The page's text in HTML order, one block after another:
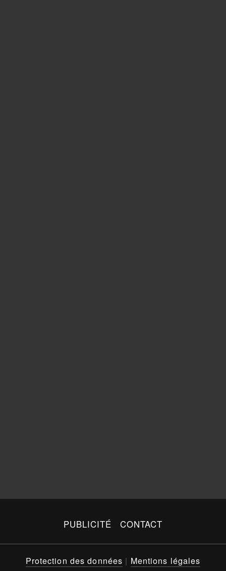
PUBLICITÉ CONTACT
Protection des données | Mentions légales